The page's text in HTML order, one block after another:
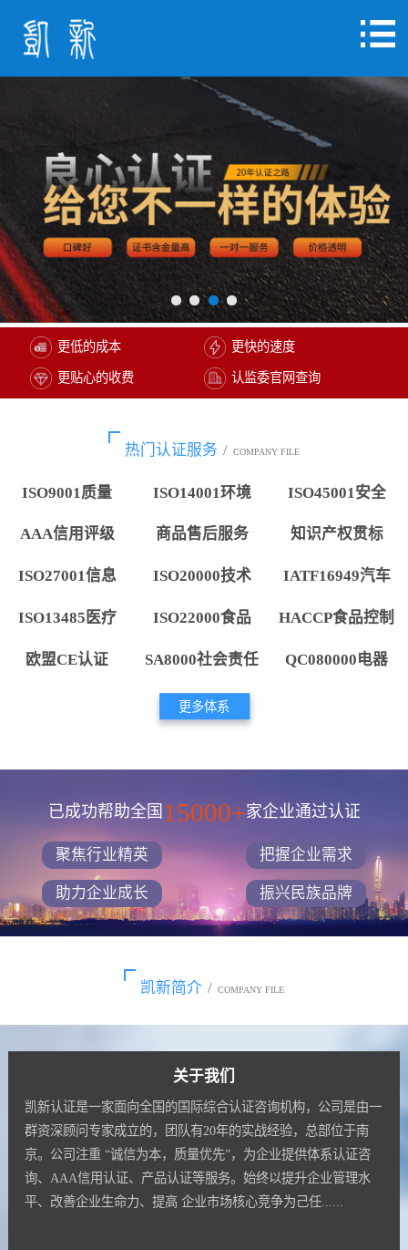
更低的成本 更快的速度
更贴心的收费 认监委官网查询
热门认证服务 / COMPANY FILE
ISO9001质量 ISO14001环境 ISO45001安全
AAA信用评级 商品售后服务 知识产权贯标
ISO27001信息 ISO20000技术 IATF16949汽车
ISO13485医疗 ISO22000食品 HACCP食品控制
欧盟CE认证 SA8000社会责任 QC080000电器
更多体系
已成功帮助全国 15000+家企业通过认证
聚焦行业精英 把握企业需求
助力企业成长 振兴民族品牌
凯新简介 / COMPANY FILE
关于我们
凯新认证是一家面向全国的国际综合认证咨询机构，公司是由一
群资深顾问专家成立的，团队有20年的实战经验，总部位于南
京。公司注重 “诚信为本，质量优先”，为企业提供体系认证咨
询、AAA信用认证、产品认证等服务。始终以提升企业管理水
平、改善企业生命力、提高 企业市场核心竞争为己任......